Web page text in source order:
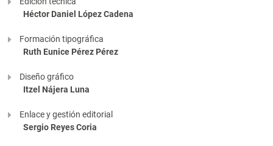
Héctor Daniel López Cadena
Formación tipográfica
Ruth Eunice Pérez Pérez
Diseño gráfico
Itzel Nájera Luna
Enlace y gestión editorial
Sergio Reyes Coria